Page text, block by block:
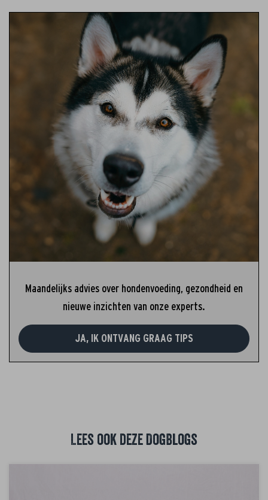
Maandelijks advies over hondenvoeding, gezondheid en
nieuwe inzichten van onze experts.
JA, IK ONTVANG GRAAG TIPS
Lees ook deze DogBlogs